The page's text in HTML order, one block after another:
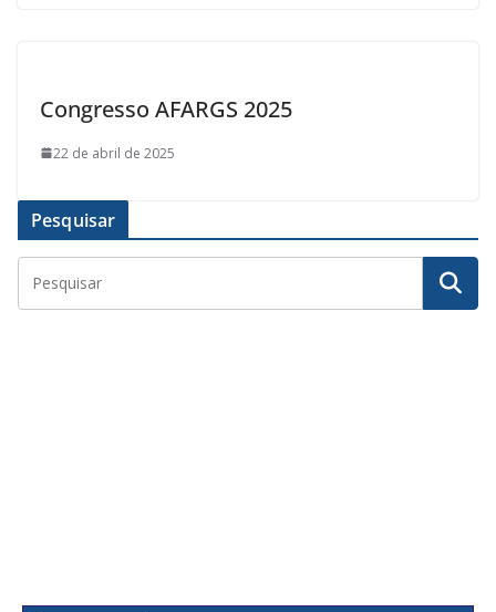
Congresso AFARGS 2025
22 de abril de 2025
Pesquisar